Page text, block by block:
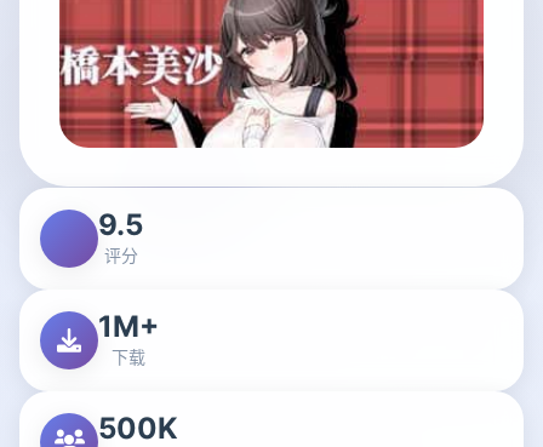
9.5
评分
1M+
下载
500K